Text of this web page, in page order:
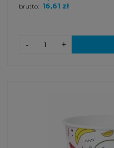
brutto: 16,61 zł
+
-